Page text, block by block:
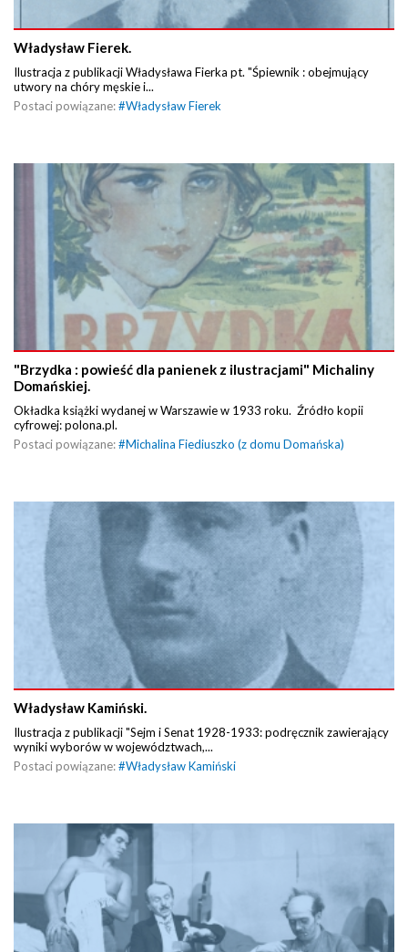
Władysław Fierek.
Ilustracja z publikacji Władysława Fierka pt. "Śpiewnik : obejmujący
utwory na chóry męskie i...
Postaci powiązane:#Władysław Fierek
"Brzydka : powieść dla panienek z ilustracjami" Michaliny
Domańskiej.
Okładka książki wydanej w Warszawie w 1933 roku. Źródło kopii
cyfrowej: polona.pl.
Postaci powiązane:#Michalina Fiediuszko (z domu Domańska)
Władysław Kamiński.
Ilustracja z publikacji "Sejm i Senat 1928-1933: podręcznik zawierający
wyniki wyborów w województwach,...
Postaci powiązane:#Władysław Kamiński